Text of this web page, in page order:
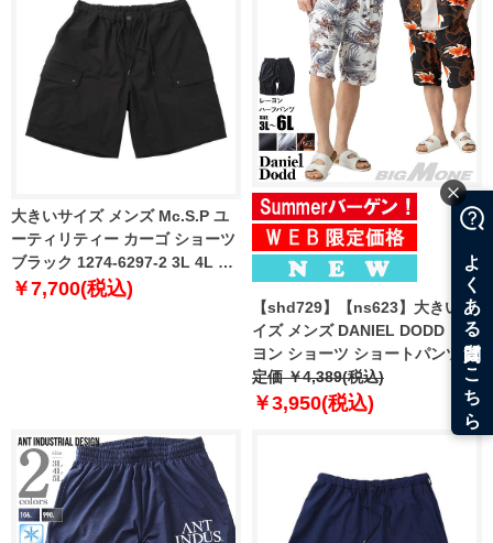
大きいサイズ メンズ Mc.S.P ユ
ーティリティー カーゴ ショーツ
ブラック 1274-6297-2 3L 4L 5L
6L 7L 8L
￥7,700(税込)
【shd729】【ns623】大きいサ
イズ メンズ DANIEL DODD レー
ヨン ショーツ ショートパンツ ハ
ーフパンツ 春夏新作 653-
sp260201s 【fre】
定価 ￥4,389(税込)
￥3,950(税込)